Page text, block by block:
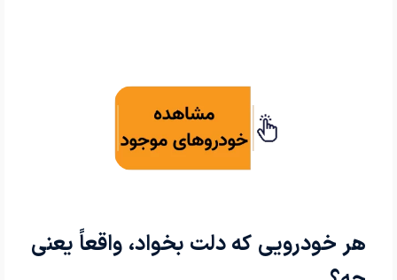
هر خودرویی که دلت بخواد، واقعاً یعنی